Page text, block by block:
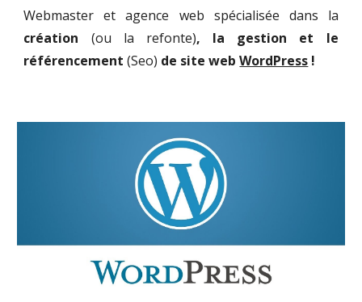
Webmaster et agence web spécialisée dans la
création (ou la refonte), la gestion et le
référencement (Seo) de site webWordPress !